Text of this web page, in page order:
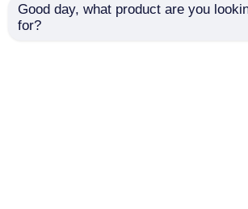
Good day, what product are you
for?